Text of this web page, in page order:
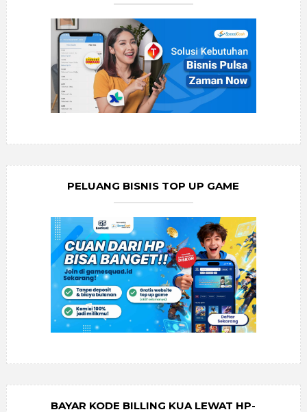
PELUANG BISNIS TOP UP GAME
BAYAR KODE BILLING KUA LEWAT HP-